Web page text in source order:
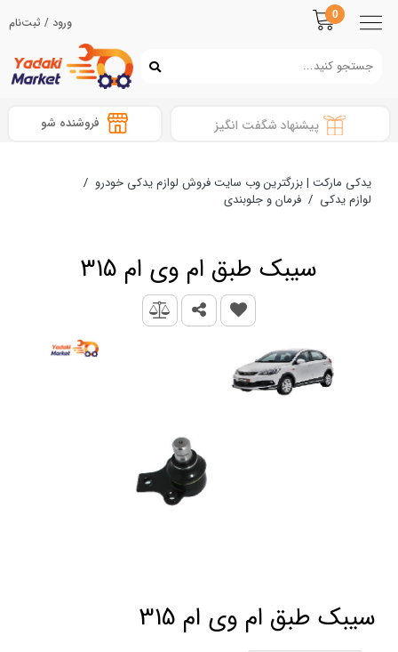
0 ورود / ثبت‌نام
پیشنهاد شگفت انگیز فروشنده شو
یدکی مارکت | بزرگترین وب سایت فروش لوازم یدکی خودرو /
لوازم یدکی / فرمان و جلوبندی
سیبک طبق ام وی ام 315
سیبک طبق ام وی ام 315